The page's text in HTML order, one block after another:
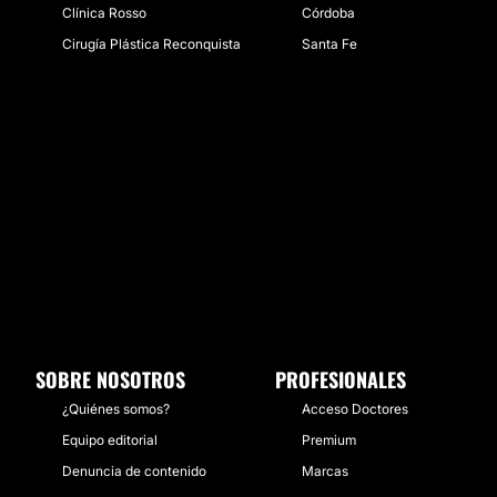
Clínica Rosso
Cirugía Plástica Reconquista
Córdoba
Santa Fe
SOBRE NOSOTROS
¿Quiénes somos?
Equipo editorial
Denuncia de contenido
PROFESIONALES
Acceso Doctores
Premium
Marcas